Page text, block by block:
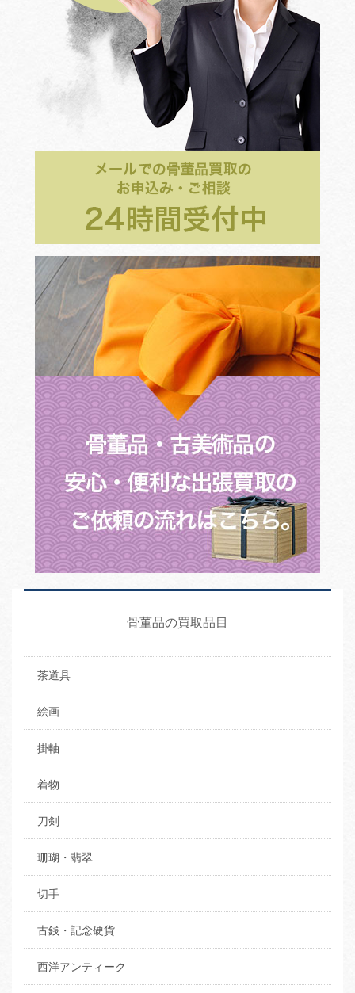
骨董品の買取品目
茶道具
絵画
掛軸
着物
刀剣
珊瑚・翡翠
切手
古銭・記念硬貨
西洋アンティーク